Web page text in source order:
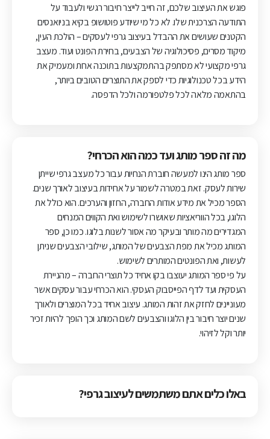
פוגש את העיצוב שלכם, זה חייב לייצר חיבור רגשי ולעבוד על
התודעה הצרכנית שלו. לא כל מי שיודע פוטושופ בקיא בניואנסים
הקטנים שעושים את ההבדל בעיצוב גרפי לעסקים – הולכת העין,
מיקוד מסרים, פסיכולוגיה של הצבעים, בחירת הפונט ועוד. מעצב
גרפי מקצועי לא מסתפק בהתמקצעות בתוכנה אחת ומעמיק את
הידע בכל טכנולוגיות כדי לספק את התוצרים הטובים ביותר,
בהתאמה מלאה לכל פלטפורמה ולכל הדפסה.
מה זה ספר מותג ועד כמה הוא הכרחי?
ספר מותג הינו למעשה חוברת הנחיות עבור כל מעצב גרפי שייתן
שירות לעסק. זאת במטרה לשמור על אחידות בעיצוב לאורך שנים.
הספר מכיל את מידע אודות החברה, החזון והערכים. הוא כולל את
הלוגו, בכל הווריאציות שאושרו לשימוש ואת הקווים המנחים
המגדירים מה מותר ובעיקר מה אסור לשנות בלוגו. כמו כן, ספר
המותג מכיל את מפת הצבעים של המותג, שילובי הצבעים שניתן
לעשות, ואת הפונטים המותרים לשימוש.
על פי ספר המותג יעוצבו בקו אחיד כל תוצרי החברה – מהניירת
העסקית ועד לדף הפייסבוק העסקי. הוא הכרחי עבור עסקים אשר
מעוניינים לחזק את זהות המותג. עיצוב אחיד בכל המוצרים ולאורך
שנים יוצר חיבור בין הלוגו והצבעים לשם המותג וכך הופך להיות זכיר
יותר וקל לזיהוי.
באלו כלים אתם משתמשים לעיצוב גרפי?